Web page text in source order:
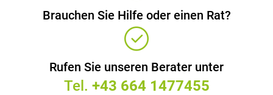
Brauchen Sie Hilfe oder einen Rat?
Rufen Sie unseren Berater unter
Tel. +43 664 1477455